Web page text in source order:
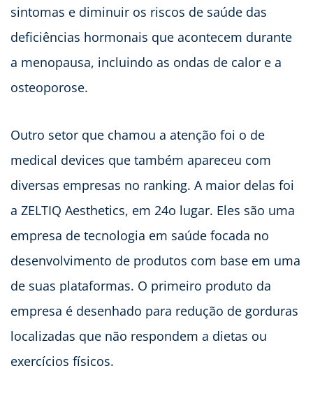
sintomas e diminuir os riscos de saúde das
deficiências hormonais que acontecem durante
a menopausa, incluindo as ondas de calor e a
osteoporose.
Outro setor que chamou a atenção foi o de
medical devices que também apareceu com
diversas empresas no ranking. A maior delas foi
a ZELTIQ Aesthetics, em 24o lugar. Eles são uma
empresa de tecnologia em saúde focada no
desenvolvimento de produtos com base em uma
de suas plataformas. O primeiro produto da
empresa é desenhado para redução de gorduras
localizadas que não respondem a dietas ou
exercícios físicos.